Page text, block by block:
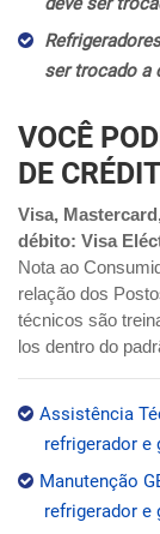
ser trocado a
VOCÊ
DE
Visa,
débito: Visa
Nota ao
relação dos
técnicos são
los dentro do
Assistência
refrigerador e
Manutenção
refrigerador e